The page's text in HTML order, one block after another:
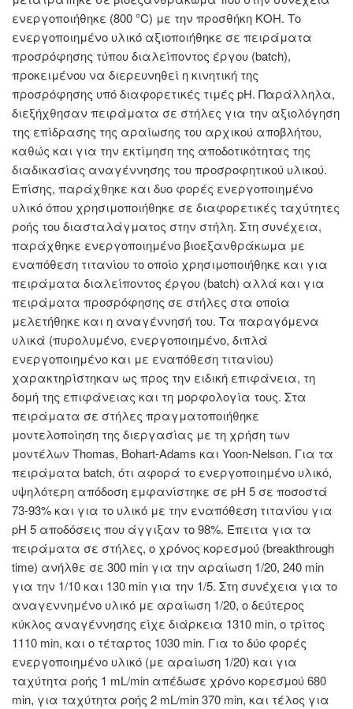
ενεργοποιήθηκε (800 °C) με την προσθήκη ΚΟΗ. Το
ενεργοποιημένο υλικό αξιοποιήθηκε σε πειράματα
προσρόφησης τύπου διαλείποντος έργου (batch),
προκειμένου να διερευνηθεί η κινητική της
προσρόφησης υπό διαφορετικές τιμές pH. Παράλληλα,
διεξήχθησαν πειράματα σε στήλες για την αξιολόγηση
της επίδρασης της αραίωσης του αρχικού αποβλήτου,
καθώς και για την εκτίμηση της αποδοτικότητας της
διαδικασίας αναγέννησης του προσροφητικού υλικού.
Επίσης, παράχθηκε και δυο φορές ενεργοποιημένο
υλικό όπου χρησιμοποιήθηκε σε διαφορετικές ταχύτητες
ροής του διασταλάγματος στην στήλη. Στη συνέχεια,
παράχθηκε ενεργοποιημένο βιοεξανθράκωμα με
εναπόθεση τιτανίου το οποίο χρησιμοποιήθηκε και για
πειράματα διαλείποντος έργου (batch) αλλά και για
πειράματα προσρόφησης σε στήλες στα οποία
μελετήθηκε και η αναγέννησή του. Τα παραγόμενα
υλικά (πυρολυμένο, ενεργοποιημένο, διπλά
ενεργοποιημένο και με εναπόθεση τιτανίου)
χαρακτηρίστηκαν ως προς την ειδική επιφάνεια, τη
δομή της επιφάνειας και τη μορφολογία τους. Στα
πειράματα σε στήλες πραγματοποιήθηκε
μοντελοποίηση της διεργασίας με τη χρήση των
μοντέλων Thomas, Bohart-Adams και Yoon-Nelson. Για τα
πειράματα batch, ότι αφορά το ενεργοποιημένο υλικό,
υψηλότερη απόδοση εμφανίστηκε σε pH 5 σε ποσοστά
73-93% και για το υλικό με την εναπόθεση τιτανίου για
pH 5 αποδόσεις που άγγιξαν το 98%. Έπειτα για τα
πειράματα σε στήλες, ο χρόνος κορεσμού (breakthrough
time) ανήλθε σε 300 min για την αραίωση 1/20, 240 min
για την 1/10 και 130 min για την 1/5. Στη συνέχεια για το
αναγεννημένο υλικό με αραίωση 1/20, ο δεύτερος
κύκλος αναγέννησης είχε διάρκεια 1310 min, ο τρίτος
1110 min, και ο τέταρτος 1030 min. Για το δύο φορές
ενεργοποιημένο υλικό (με αραίωση 1/20) και για
ταχύτητα ροής 1 mL/min απέδωσε χρόνο κορεσμού 680
min, για ταχύτητα ροής 2 mL/min 370 min, και τέλος για